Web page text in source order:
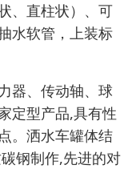
、直柱状）、可
水软管，上装标
器、传动轴、球
定型产品,具有性
。洒水车罐体结
钢制作,先进的对